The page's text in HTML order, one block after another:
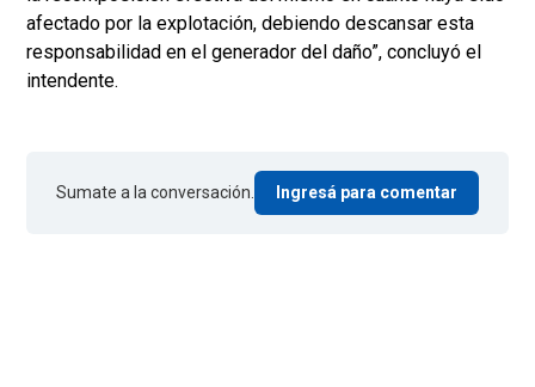
afectado por la explotación, debiendo descansar esta
responsabilidad en el generador del daño”, concluyó el
intendente.
Sumate a la conversación. Ingresá para comentar